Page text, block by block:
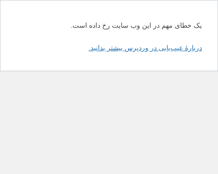
یک خطای مهم در این وب سایت رخ داده است.
دربارهٔ عیب‌یابی در وردپرس بیشتر بدانید.